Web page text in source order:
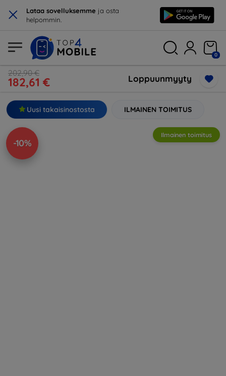
× Lataa sovelluksemme ja osta
helpommin.
0
202,90 €
182,61 € Loppuunmyyty
Uusi takaisinostosta ILMAINEN TOIMITUS
-10%
Ilmainen toimitus